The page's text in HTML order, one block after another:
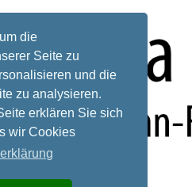
die
Seite zu
und die
zu analysieren.
erklären Sie sich
wir Cookies